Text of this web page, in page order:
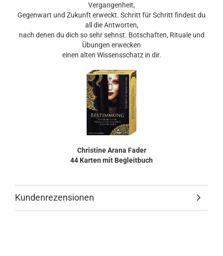
Vergangenheit,
Gegenwart und Zukunft erweckt. Schritt für Schritt findest du
all die Antworten,
nach denen du dich so sehr sehnst. Botschaften, Rituale und
Übungen erwecken
einen alten Wissensschatz in dir.
Christine Arana Fader
44 Karten mit Begleitbuch
Kundenrezensionen